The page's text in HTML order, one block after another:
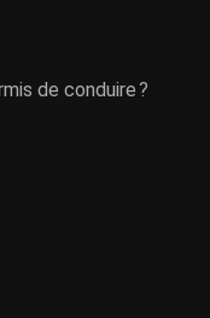
de conduire ?